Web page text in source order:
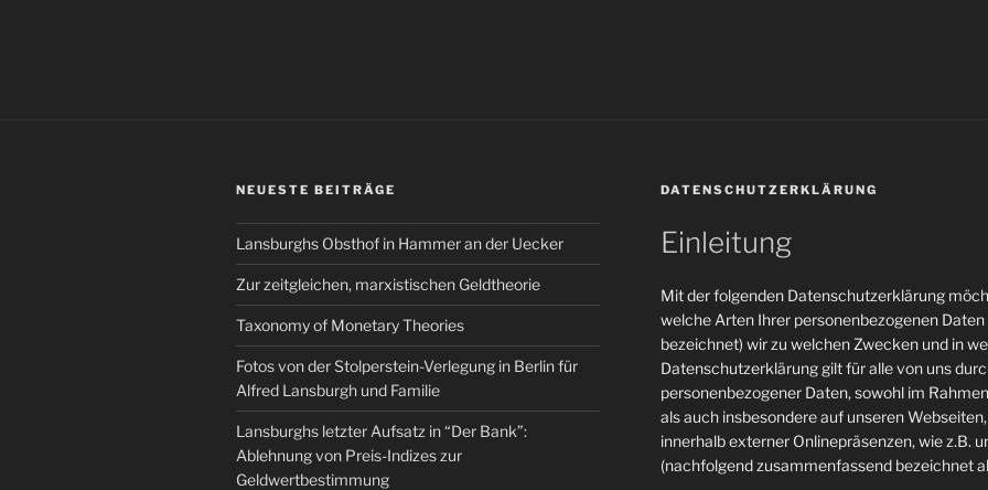
NEUESTE BEITRÄGE
Lansburghs Obsthof in Hammer an der Uecker
Zur zeitgleichen, marxistischen Geldtheorie
Taxonomy of Monetary Theories
Fotos von der Stolperstein-Verlegung in Berlin für
Alfred Lansburgh und Familie
Lansburghs letzter Aufsatz in “Der Bank”:
Ablehnung von Preis-Indizes zur
Geldwertbestimmung
DATENSCHUTZERKLÄRUNG
Einleitung
Mit der folgenden Datenschutzerklärung
welche Arten Ihrer personenbezogenen
bezeichnet) wir zu welchen Zwecken und in
Datenschutzerklärung gilt für alle von uns
personenbezogener Daten, sowohl im
als auch insbesondere auf unseren
innerhalb externer Onlinepräsenzen, wie z.B.
(nachfolgend zusammenfassend bezeichnet